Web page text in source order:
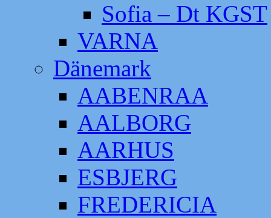
Sofia – Dt KGST
VARNA
Dänemark
AABENRAA
AALBORG
AARHUS
ESBJERG
FREDERICIA